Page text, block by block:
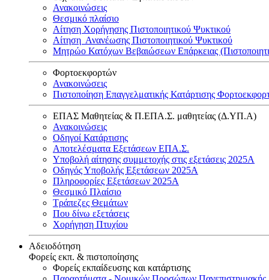
Ανακοινώσεις
Θεσμικό πλαίσιο
Αίτηση Χορήγησης Πιστοποιητικού Ψυκτικού
Αίτηση Ανανέωσης Πιστοποιητικού Ψυκτικού
Μητρώο Κατόχων Βεβαιώσεων Επάρκειας
Φορτοεκφορτών
Ανακοινώσεις
Πιστοποίηση Επαγγελματικής Κατάρτισης
ΕΠΑΣ Μαθητείας & Π.ΕΠΑ.Σ. μαθητείας (Δ.ΥΠ.Α)
Ανακοινώσεις
Oδηγοί Κατάρτισης
Αποτελέσματα Εξετάσεων ΕΠΑ.Σ.
Υποβολή αίτησης συμμετοχής στις εξετάσεις 2025Α
Οδηγός Υποβολής Εξετάσεων 2025A
Πληροφορίες Εξετάσεων 2025Α
Θεσμικό Πλαίσιο
Τράπεζες Θεμάτων
Που δίνω εξετάσεις
Χορήγηση Πτυχίου
Αδειοδότηση
Φορείς εκπ. & πιστοποίησης
Φορείς εκπαίδευσης και κατάρτισης